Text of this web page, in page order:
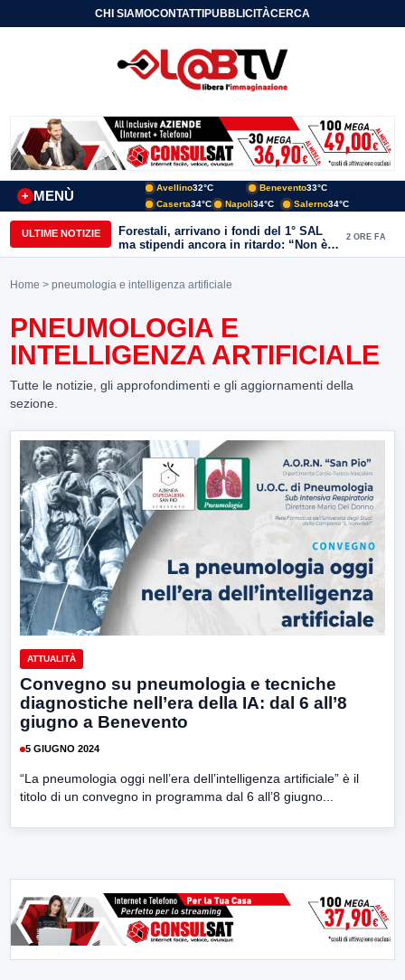
CHI SIAMOCONTATTIPUBBLICITÀCERCA
MENÙ
+
Avellino32°C Benevento33°C
Caserta34°C Napoli34°C Salerno34°C
ULTIME NOTIZIE
Forestali, arrivano i fondi del 1° SAL
ma stipendi ancora in ritardo: “Non è
più sostenibile”
2 ORE FA
Home > pneumologia e intelligenza artificiale
PNEUMOLOGIA E
INTELLIGENZA ARTIFICIALE
Tutte le notizie, gli approfondimenti e gli aggiornamenti della
sezione.
ATTUALITÀ
Convegno su pneumologia e tecniche
diagnostiche nell’era della IA: dal 6 all’8
giugno a Benevento
5 GIUGNO 2024
“La pneumologia oggi nell’era dell’intelligenza artificiale” è il
titolo di un convegno in programma dal 6 all’8 giugno...